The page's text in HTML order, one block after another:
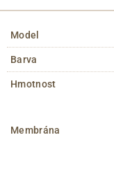
Model
Barva
Hmotnost
Membrána